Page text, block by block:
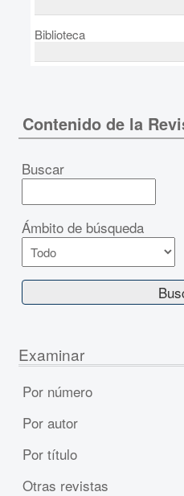
Biblioteca
Contenido de la
Buscar
Ámbito de búsqueda
Examinar
Por número
Por autor
Por título
Otras revistas